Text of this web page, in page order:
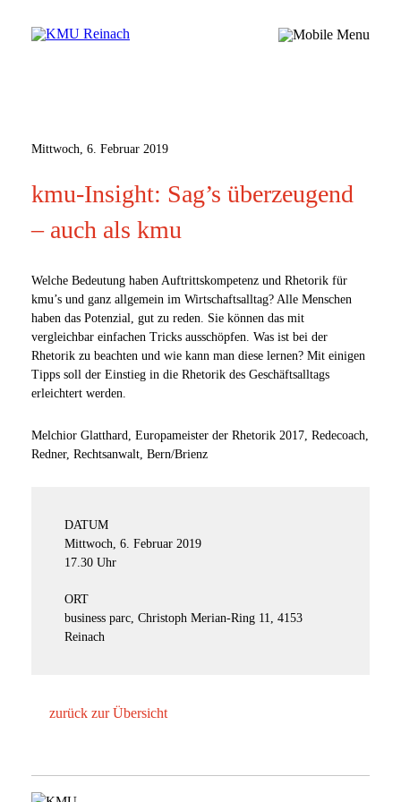
Mittwoch, 6. Februar 2019
kmu-Insight: Sag’s überzeugend
– auch als kmu
Welche Bedeutung haben Auftrittskompetenz und Rhetorik für
kmu’s und ganz allgemein im Wirtschaftsalltag? Alle Menschen
haben das Potenzial, gut zu reden. Sie können das mit
vergleichbar einfachen Tricks ausschöpfen. Was ist bei der
Rhetorik zu beachten und wie kann man diese lernen? Mit einigen
Tipps soll der Einstieg in die Rhetorik des Geschäftsalltags
erleichtert werden.
Melchior Glatthard, Europameister der Rhetorik 2017, Redecoach,
Redner, Rechtsanwalt, Bern/Brienz
DATUM
Mittwoch, 6. Februar 2019
17.30 Uhr
ORT
business parc, Christoph Merian-Ring 11, 4153
Reinach
zurück zur Übersicht